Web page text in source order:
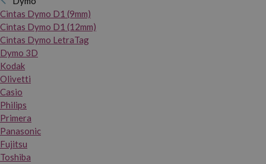
Cintas Dymo D1 (9mm)
Cintas Dymo D1 (12mm)
Cintas Dymo LetraTag
Dymo 3D
Kodak
Olivetti
Casio
Philips
Primera
Panasonic
Fujitsu
Toshiba